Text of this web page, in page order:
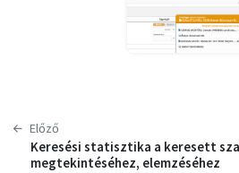
Előző
Keresési statisztika a keresett
megtekintéséhez, elemzéséhez